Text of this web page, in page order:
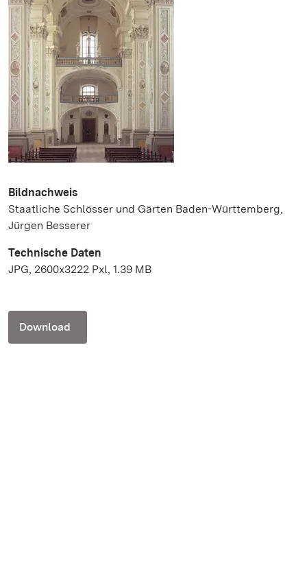
Bildnachweis
Staatliche Schlösser und Gärten Baden-Württemberg,
Jürgen Besserer
Technische Daten
JPG, 2600x3222 Pxl, 1.39 MB
Download